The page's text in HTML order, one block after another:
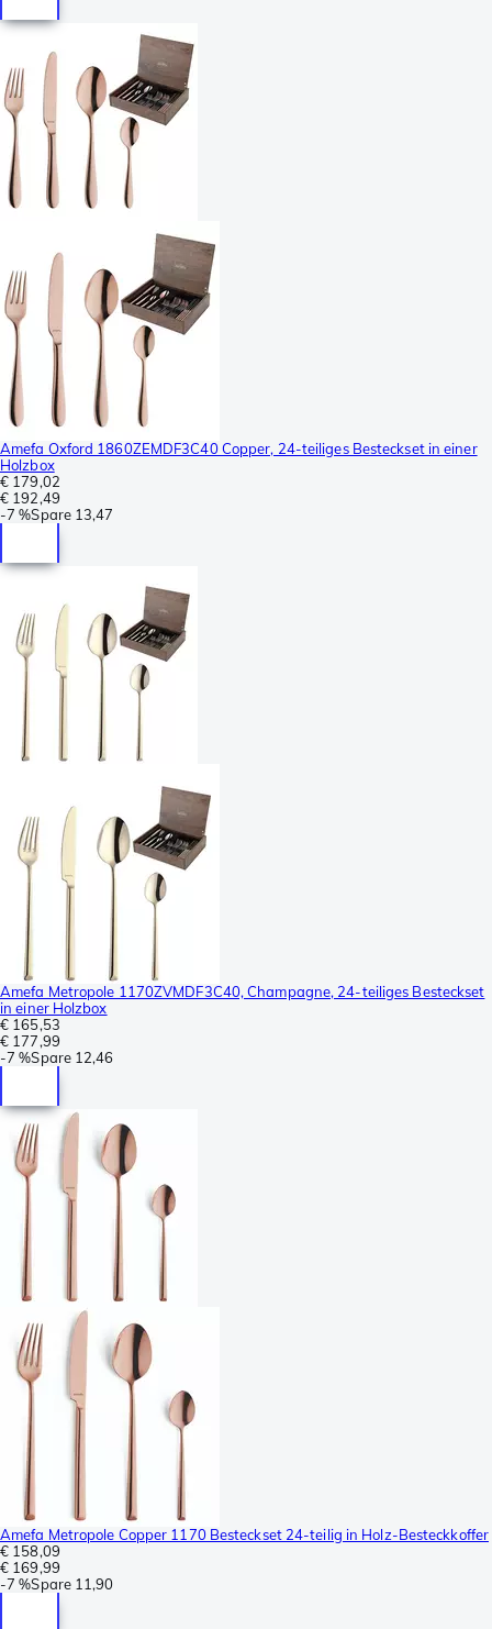
Amefa Oxford 1860ZEMDF3C40 Copper, 24-teiliges Besteckset in einer
Holzbox
€ 179,02
€ 192,49
-7 %Spare 13,47
Amefa Metropole 1170ZVMDF3C40, Champagne, 24-teiliges Besteckset
in einer Holzbox
€ 165,53
€ 177,99
-7 %Spare 12,46
Amefa Metropole Copper 1170 Besteckset 24-teilig in Holz-Besteckkoffer
€ 158,09
€ 169,99
-7 %Spare 11,90